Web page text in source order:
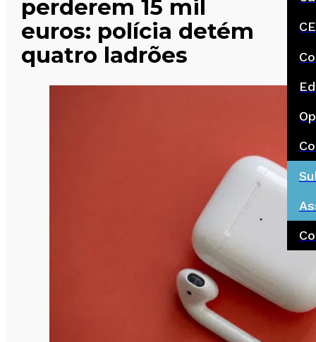
perderem 15 mil
euros: polícia detém
quatro ladrões